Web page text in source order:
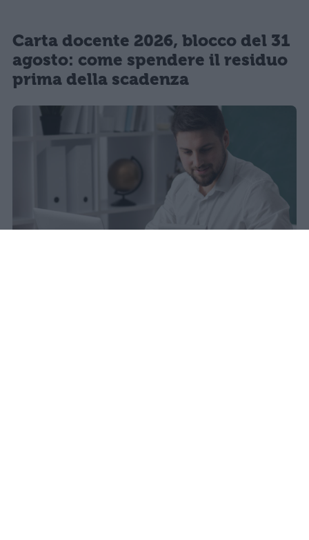
Carta docente 2026, blocco del 31
agosto: come spendere il residuo
prima della scadenza